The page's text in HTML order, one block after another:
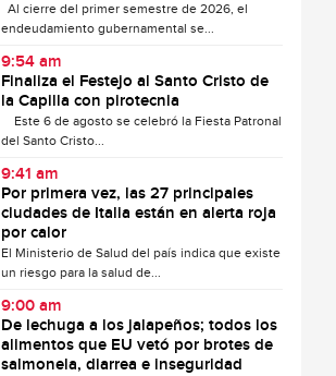
Al cierre del primer semestre de 2026, el
endeudamiento gubernamental se...
9:54 am
Finaliza el Festejo al Santo Cristo de
la Capilla con pirotecnia
Este 6 de agosto se celebró la Fiesta Patronal
del Santo Cristo...
9:41 am
Por primera vez, las 27 principales
ciudades de Italia están en alerta roja
por calor
El Ministerio de Salud del país indica que existe
un riesgo para la salud de...
9:00 am
De lechuga a los jalapeños; todos los
alimentos que EU vetó por brotes de
salmonela, diarrea e inseguridad